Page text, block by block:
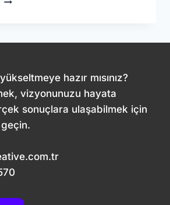
BAŞARISININ
ANAHTARI
hazır mısınız?
vizyonunuzu hayata
sonuçlara ulaşabilmek için